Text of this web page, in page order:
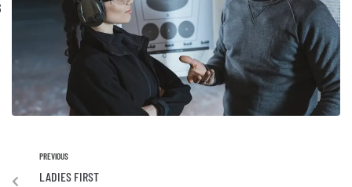
PREVIOUS
LADIES FIRST